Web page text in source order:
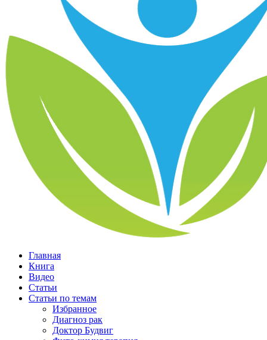
Главная
Книга
Видео
Статьи
Статьи по темам
Избранное
Диагноз рак
Доктор Будвиг